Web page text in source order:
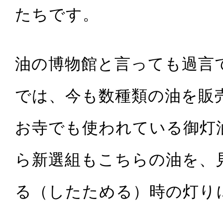
たちです。
油の博物館と言っても過言
では、今も数種類の油を
お寺でも使われている御
ら新選組もこちらの油を
る（したためる）時の灯